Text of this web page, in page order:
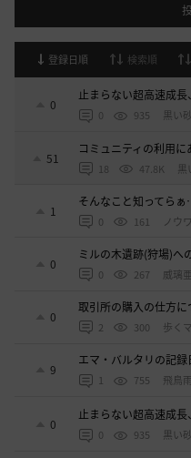
登録日順 検索順
0
止まらない超高速成長
0 935 黒い
51
コミュニティの利用に
18 47.8K 黒
1
そんなこと知ってら
0 161 ノウ
0
ミルの木遺跡(狩場)へ
0 267 威璃
0
取引所の購入の仕方に
2 300 歩く
9
エマ・バルタリの記
1 755 飛鳥
0
止まらない超高速成長
0 935 黒い